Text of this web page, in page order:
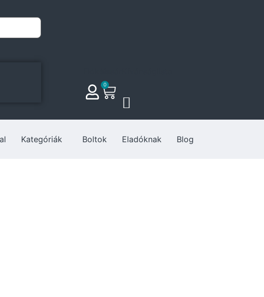
0
Kategóriák Boltok Eladóknak Blog